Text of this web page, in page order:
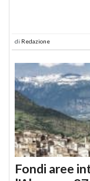
di Redazione
Fondi aree